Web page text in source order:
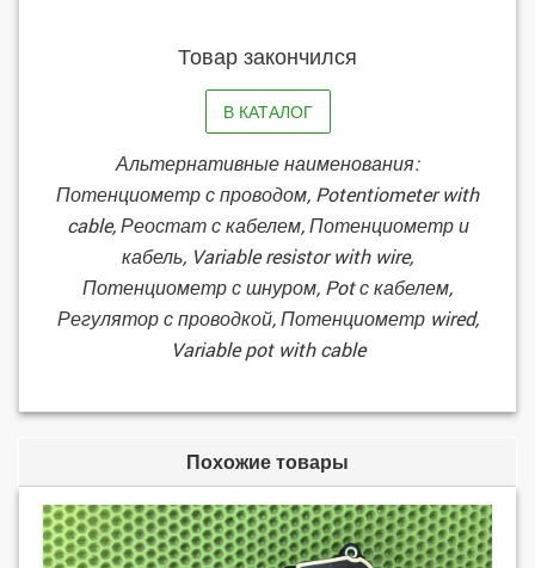
Товар закончился
В КАТАЛОГ
Альтернативные наименования:
Потенциометр с проводом, Potentiometer with
cable, Реостат с кабелем, Потенциометр и
кабель, Variable resistor with wire,
Потенциометр с шнуром, Pot с кабелем,
Регулятор с проводкой, Потенциометр wired,
Variable pot with cable
Похожие товары